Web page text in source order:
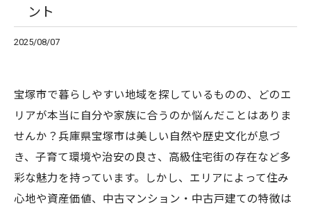
ント
2025/08/07
宝塚市で暮らしやすい地域を探しているものの、どのエ
リアが本当に自分や家族に合うのか悩んだことはありま
せんか？兵庫県宝塚市は美しい自然や歴史文化が息づ
き、子育て環境や治安の良さ、高級住宅街の存在など多
彩な魅力を持っています。しかし、エリアによって住み
心地や資産価値、中古マンション・中古戸建ての特徴は